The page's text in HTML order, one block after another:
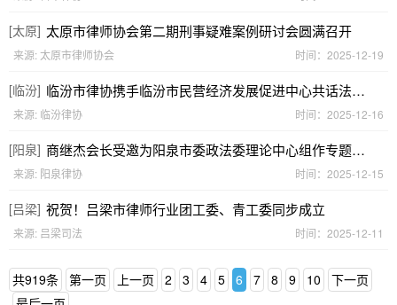
[太原] 太原市律师协会第二期刑事疑难案例研讨会圆满召开
来源: 太原市律师协会 时间：2025-12-19
[临汾] 临汾市律协携手临汾市民营经济发展促进中心共话法治进企新实践
来源: 临汾律协 时间：2025-12-16
[阳泉] 商继杰会长受邀为阳泉市委政法委理论中心组作专题讲座
来源: 阳泉律协 时间：2025-12-15
[吕梁] 祝贺！吕梁市律师行业团工委、青工委同步成立
来源: 吕梁司法 时间：2025-12-11
共919条 第一页 上一页 2 3 4 5 6 7 8 9 10
下一页